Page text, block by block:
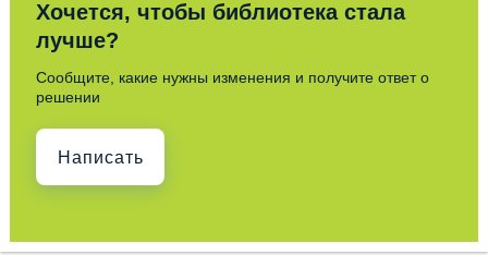
Хочется, чтобы библиотека стала
лучше?
Сообщите, какие нужны изменения и получите ответ о
решении
Написать